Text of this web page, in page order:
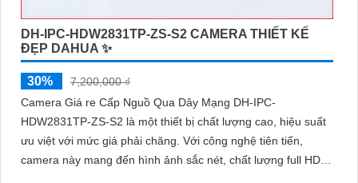
DH-IPC-HDW2831TP-ZS-S2 CAMERA THIẾT KẾ
ĐẸP DAHUA ✨
30%
7,200,000 ₫
Camera Giá re Cấp Nguồ Qua Dây Mạng DH-IPC-
HDW2831TP-ZS-S2 là một thiết bị chất lượng cao, hiệu suất
ưu việt với mức giá phải chăng. Với công nghệ tiên tiến,
camera này mang đến hình ảnh sắc nét, chất lượng full HD